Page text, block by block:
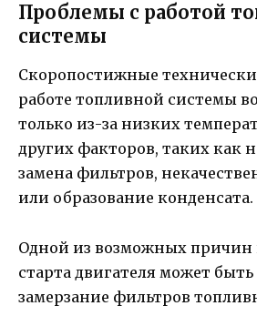
Проблемы с работой
системы
Скоропостижные
работе топливной системы
только из-за низких
других факторов, таких как
замена фильтров,
или образование конденсата.
Одной из возможных причин
старта двигателя может
замерзание фильтров